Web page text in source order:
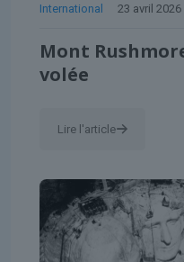
International 23 avril 2026
Mont
volée
Lire l'article